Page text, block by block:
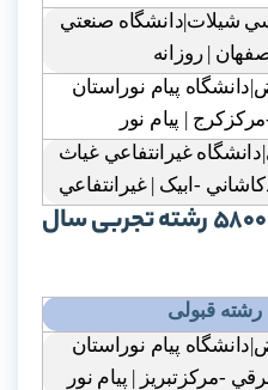
شيلات|دانشگاه صنعتي
| روزانه
پيام نوراستان
مرکزکرج | پيام نور
غيرانتفاعي غياث
-ابيک | غيرانتفاعي
قبولی با رتبه 56000 تا 58000 رشته تجربی سال
رشته قبولی
پيام نوراستان
-مرکزتبريز | پيام نور